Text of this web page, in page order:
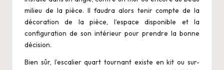
milieu de la pièce. Il faudra alors tenir compte de la
décoration de la pièce, l’espace disponible et la
configuration de son intérieur pour prendre la bonne
décision.
Bien sûr, l’escalier quart tournant existe en kit ou sur-